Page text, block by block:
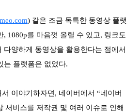
) 같은 조금 독특한 동영상 플랫
, 1080p를 마음껏 올릴 수 있고, 링크도
다양하게 동영상을 활용한다는 점에서
는 플랫폼은 없었다.
이야기하자면, 네이버에서 “네이버
서비스를 저작권 및 여러 이슈로 인해